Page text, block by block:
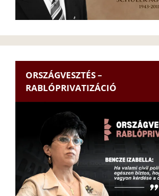
ORSZÁGVESZTÉS –
RABLÓPRIVATIZÁCIÓ